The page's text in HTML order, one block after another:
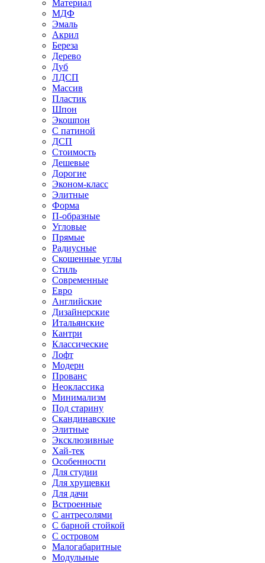
Материал
МДФ
Эмаль
Акрил
Береза
Дерево
Дуб
ЛДСП
Массив
Пластик
Шпон
Экошпон
С патиной
ДСП
Стоимость
Дешевые
Дорогие
Эконом-класс
Элитные
Форма
П-образные
Угловые
Прямые
Радиусные
Скошенные углы
Стиль
Современные
Евро
Английские
Дизайнерские
Итальянские
Кантри
Классические
Лофт
Модерн
Прованс
Неоклассика
Минимализм
Под старину
Скандинавские
Элитные
Эксклюзивные
Хай-тек
Особенности
Для студии
Для хрущевки
Для дачи
Встроенные
С антресолями
С барной стойкой
С островом
Малогабаритные
Модульные